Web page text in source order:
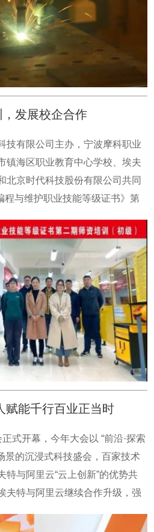
交替作业。方案二：智能装配焊
理模块SmartModel对构件模型进
关工艺参数；而后将处理后的模
SmartWeld，计算出构件各焊缝
行扫描纠偏，使焊缝实际位置与
放置到焊缝位置，由焊接机器人
对开放式相关节点进行自动装
走轴或挂载于龙门上进行大范围
董事长许礼进应邀出席“徽商论
台思维与场景引爆——安徽打造
开了精彩对话。同时，还应邀参
发表“机器人‘智能化’发展趋势
经济命脉，是强省之基。世界制
作重大平台，为安徽打造改革开
质量发展贡献了新力量。埃夫特
，也将继续提高企业核心竞争
服务全球制造。
选手需要独立编程操控机器人完
对接板的全焊透焊接工作，专业
探伤等程序对每一个作品的焊缝
质量的严格打分。焊接智能化是
焊接应用创新的突破点，埃夫特
加快构建现代职业教育体系，培
，为全面建设社会主义现代化国
发展校企合作
技有限公司主办，宁波摩科职业
镇海区职业教育中心学校、埃夫
北京时代科技股份有限公司共同
程与维护职业技能等级证书》第
维护职业技能等级标准进行授
学力量，讲师针对操作过程中容
行了细致地讲解，严格地规范安
学员们迎来结业考核，全员通
，深入贯彻一体化设计中职、高
深化“三教”改革，“岗课赛证”综
养“双师型”师资队伍。埃夫特将
一的校企合作。推动职业教育发
能型社会深度融合，促进教育产
赋能千行百业正当时
式开幕，今年大会以 “前沿·探索
景的沉浸式科技盛会，百家技术
特与阿里云“云上创新”的优势共
夫特与阿里云继续合作升级，强
对论，探索数字新世界”栏目访